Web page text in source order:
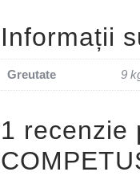
Informații
Greutate 9
1 recenzie